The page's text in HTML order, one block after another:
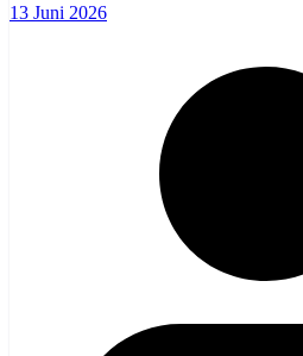
13 Juni 2026